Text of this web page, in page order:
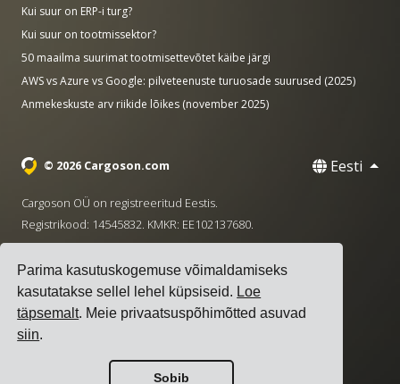
Parima kasutuskogemuse võimaldamiseks
kasutatakse sellel lehel küpsiseid. Loe
täpsemalt. Meie privaatsuspõhimõtted asuvad
siin.
Sobib
Kui suur on ERP-i turg?
Kui suur on tootmissektor?
50 maailma suurimat tootmisettevõtet käibe järgi
AWS vs Azure vs Google: pilveteenuste turuosade suurused (2025)
Anmekeskuste arv riikide lõikes (november 2025)
© 2026 Cargoson.com Eesti
Cargoson OÜ on registreeritud Eestis.
Registrikood: 14545832. KMKR: EE102137680.
· hello@cargoson.com
Teenuse tingimused Privaatsuseeskirjad
poliitika